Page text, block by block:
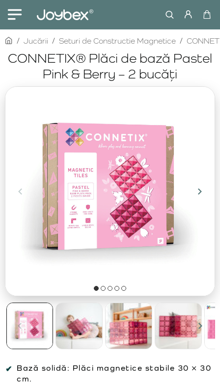
CONNETIX® Plăci de bază Pastel
Pink & Berry – 2 bucăți
homeJucării Seturi de Constructie Magnetice
Bază solidă: Plăci magnetice stabile 30 × 30
cm.